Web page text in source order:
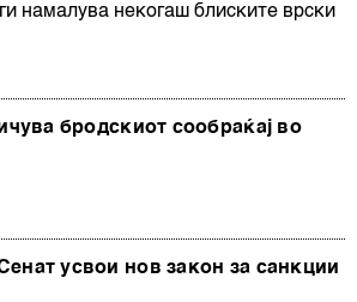
намалува некогаш блиските врски
бродскиот сообраќај во
усвои нов закон за санкции